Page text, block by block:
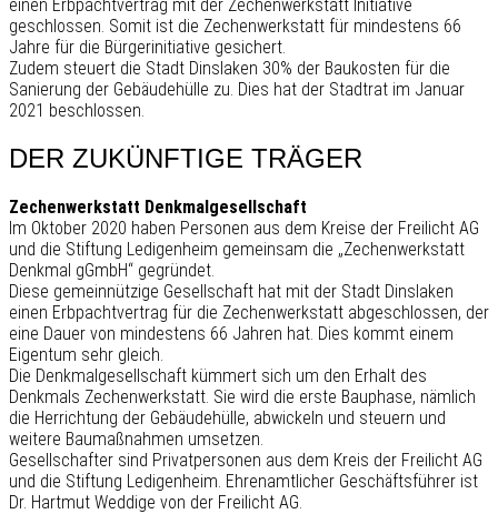
einen Erbpachtvertrag mit der Zechenwerkstatt Initiative
geschlossen. Somit ist die Zechenwerkstatt für mindestens 66
Jahre für die Bürgerinitiative gesichert.
Zudem steuert die Stadt Dinslaken 30% der Baukosten für die
Sanierung der Gebäudehülle zu. Dies hat der Stadtrat im Januar
2021 beschlossen.
DER ZUKÜNFTIGE TRÄGER
Zechenwerkstatt Denkmalgesellschaft
Im Oktober 2020 haben Personen aus dem Kreise der Freilicht AG
und die Stiftung Ledigenheim gemeinsam die „Zechenwerkstatt
Denkmal gGmbH“ gegründet.
Diese gemeinnützige Gesellschaft hat mit der Stadt Dinslaken
einen Erbpachtvertrag für die Zechenwerkstatt abgeschlossen, der
eine Dauer von mindestens 66 Jahren hat. Dies kommt einem
Eigentum sehr gleich.
Die Denkmalgesellschaft kümmert sich um den Erhalt des
Denkmals Zechenwerkstatt. Sie wird die erste Bauphase, nämlich
die Herrichtung der Gebäudehülle, abwickeln und steuern und
weitere Baumaßnahmen umsetzen.
Gesellschafter sind Privatpersonen aus dem Kreis der Freilicht AG
und die Stiftung Ledigenheim. Ehrenamtlicher Geschäftsführer ist
Dr. Hartmut Weddige von der Freilicht AG.